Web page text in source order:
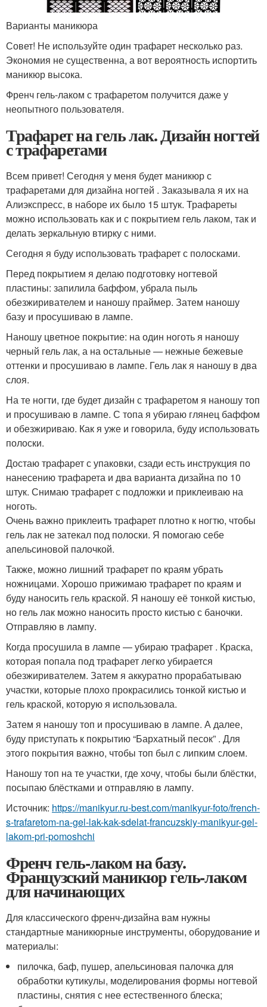
Варианты маникюра
Совет! Не используйте один трафарет несколько раз.
Экономия не существенна, а вот вероятность испортить
маникюр высока.
Френч гель-лаком с трафаретом получится даже у
неопытного пользователя.
Трафарет на гель лак. Дизайн ногтей
с трафаретами
Всем привет! Сегодня у меня будет маникюр с
трафаретами для дизайна ногтей . Заказывала я их на
Алиэкспресс, в наборе их было 15 штук. Трафареты
можно использовать как и с покрытием гель лаком, так и
делать зеркальную втирку с ними.
Сегодня я буду использовать трафарет с полосками.
Перед покрытием я делаю подготовку ногтевой
пластины: запилила баффом, убрала пыль
обезжиривателем и наношу праймер. Затем наношу
базу и просушиваю в лампе.
Наношу цветное покрытие: на один ноготь я наношу
черный гель лак, а на остальные — нежные бежевые
оттенки и просушиваю в лампе. Гель лак я наношу в два
слоя.
На те ногти, где будет дизайн с трафаретом я наношу топ
и просушиваю в лампе. С топа я убираю глянец баффом
и обезжириваю. Как я уже и говорила, буду использовать
полоски.
Достаю трафарет с упаковки, сзади есть инструкция по
нанесению трафарета и два варианта дизайна по 10
штук. Снимаю трафарет с подложки и приклеиваю на
ноготь.
Очень важно приклеить трафарет плотно к ногтю, чтобы
гель лак не затекал под полоски. Я помогаю себе
апельсиновой палочкой.
Также, можно лишний трафарет по краям убрать
ножницами. Хорошо прижимаю трафарет по краям и
буду наносить гель краской. Я наношу её тонкой кистью,
но гель лак можно наносить просто кистью с баночки.
Отправляю в лампу.
Когда просушила в лампе — убираю трафарет . Краска,
которая попала под трафарет легко убирается
обезжиривателем. Затем я аккуратно прорабатываю
участки, которые плохо прокрасились тонкой кистью и
гель краской, которую я использовала.
Затем я наношу топ и просушиваю в лампе. А далее,
буду приступать к покрытию “Бархатный песок” . Для
этого покрытия важно, чтобы топ был с липким слоем.
Наношу топ на те участки, где хочу, чтобы были блёстки,
посыпаю блёстками и отправляю в лампу.
Источник: https://manikyur.ru-best.com/manikyur-foto/french-
s-trafaretom-na-gel-lak-kak-sdelat-francuzskiy-manikyur-gel-
lakom-pri-pomoshchi
Френч гель-лаком на базу.
Французский маникюр гель-лаком
для начинающих
Для классического френч-дизайна вам нужны
стандартные маникюрные инструменты, оборудование и
материалы:
пилочка, баф, пушер, апельсиновая палочка для
обработки кутикулы, моделирования формы ногтевой
пластины, снятия с нее естественного блеска;